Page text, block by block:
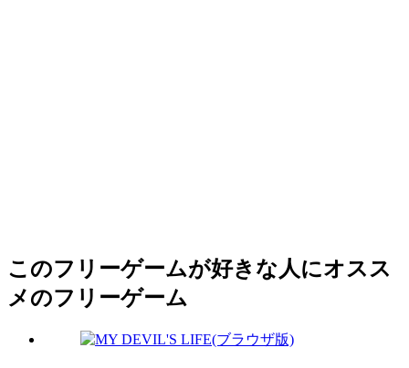
このフリーゲームが好きな人にオスス
メのフリーゲーム